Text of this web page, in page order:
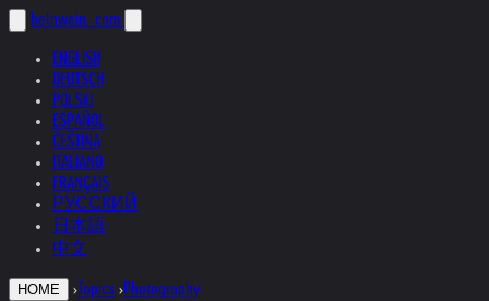
helnwein .com
ENGLISH
DEUTSCH
POLSKI
ESPAÑOL
ČEŠTINA
ITALIANO
FRANÇAIS
РУССКИЙ
日本語
中文
HOME › Topics ›Photography